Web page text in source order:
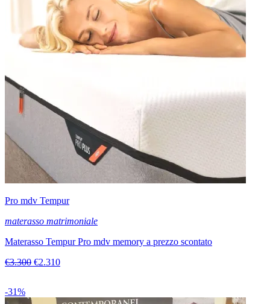
Pro mdv Tempur
materasso matrimoniale
Materasso Tempur Pro mdv memory a prezzo scontato
€3.300 €2.310
-31%